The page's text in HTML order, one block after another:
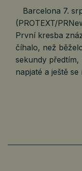
Barcelona 7.
(PROTEXT/
První kresba
číhalo, než
sekundy
napjaté a ještě